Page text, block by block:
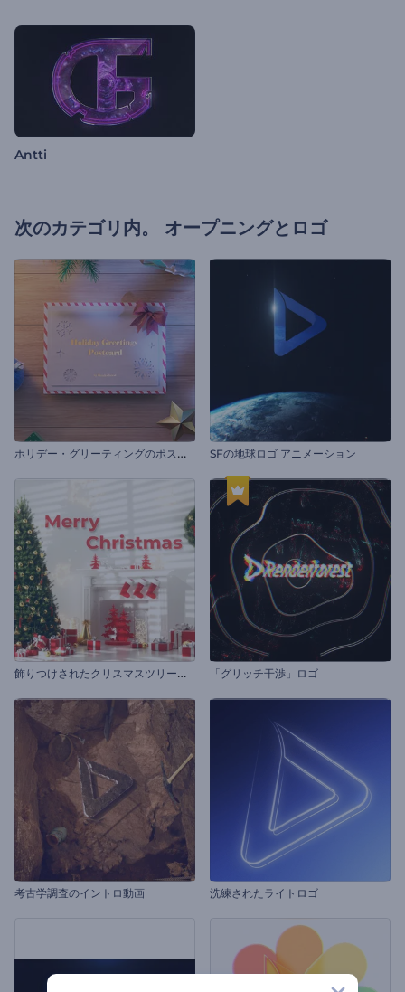
Antti
次のカテゴリ内。 オープニングとロゴ
ホ
リデー・グリーティングのポストカード SFの地球ロゴ アニメーション
飾
りつけされたクリスマスツリーのオープニング動画 「グリッチ干渉」ロゴ
考古学調査のイントロ動画 洗練されたライトロゴ